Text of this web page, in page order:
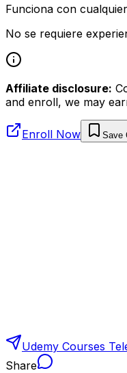
Funciona con
No se requiere
Affiliate disclosure:
and enroll, we may
Enroll Now Save
Udemy Courses
Share